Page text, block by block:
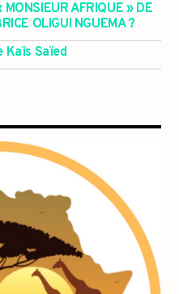
AFRIQUE » DE
OLIGUI NGUEMA ?
Kaïs Saïed